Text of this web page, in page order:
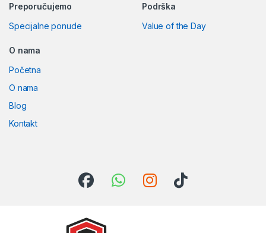
Preporučujemo
Specijalne ponude
Podrška
Value of the Day
O nama
Početna
O nama
Blog
Kontakt